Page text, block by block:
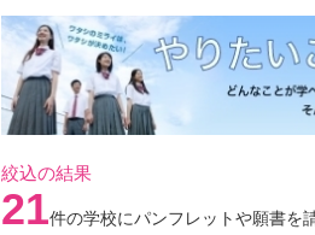
絞込の結果
21件の学校にパンフレットや願書を